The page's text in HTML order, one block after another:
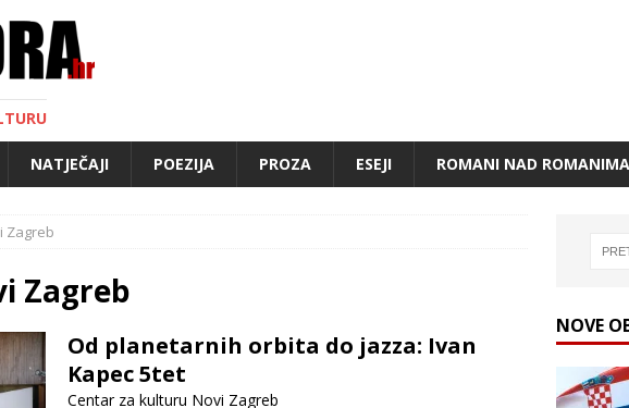
NATJEČAJI POEZIJA PROZA ESEJI ROMANI NAD ROMANIMA
Zagreb
Zagreb
Od planetarnih orbita do jazza: Ivan
Kapec 5tet
Centar za kulturu Novi Zagreb
NOVE